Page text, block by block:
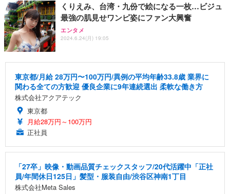
くりえみ、台湾・九份で絵になる一枚…ビジュ
最強の肌見せワンピ姿にファン大興奮
エンタメ
2024.6.24(月) 19:05
東京都/月給 28万円〜100万円/異例の平均年齢33.8歳 業界に
関わる全ての方歓迎 優良企業に9年連続選出 柔軟な働き方
株式会社アクアテック
東京都
月給28万円～100万円
正社員
「27卒」映像・動画品質チェックスタッフ/20代活躍中「正社
員/年間休日125日」髪型・服装自由/渋谷区神南1丁目
株式会社Meta Sales